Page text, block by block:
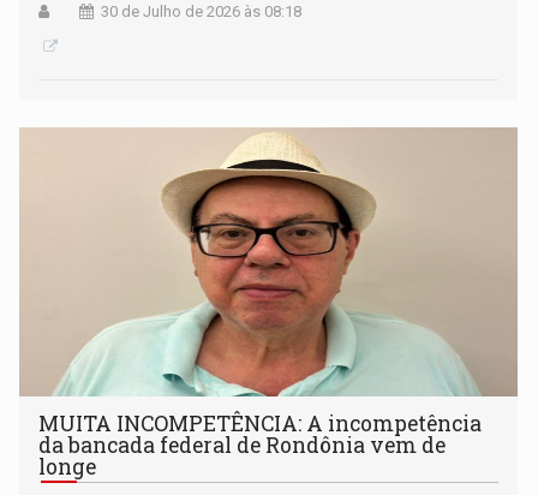
30 de Julho de 2026 às 08:18
MUITA INCOMPETÊNCIA: A incompetência
da bancada federal de Rondônia vem de
longe